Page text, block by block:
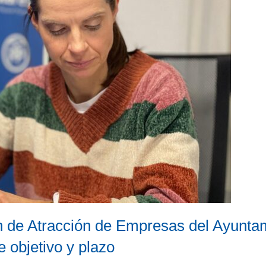
Atracción de Empresas del
objetivo y plazo